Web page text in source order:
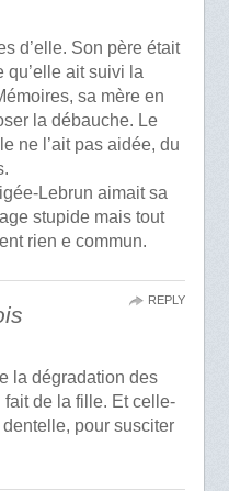
d’elle. Son père était
qu’elle ait suivi la
sa mère en
la débauche. Le
ne l’ait pas aidée, du
Lebrun aimait sa
stupide mais tout
rien e commun.
la dégradation des
de la fille. Et celle-
pour susciter
REPLY